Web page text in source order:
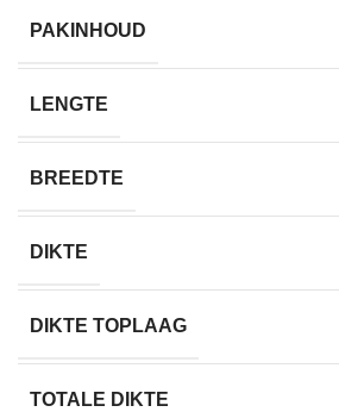
PAKINHOUD
LENGTE
BREEDTE
DIKTE
DIKTE TOPLAAG
TOTALE DIKTE